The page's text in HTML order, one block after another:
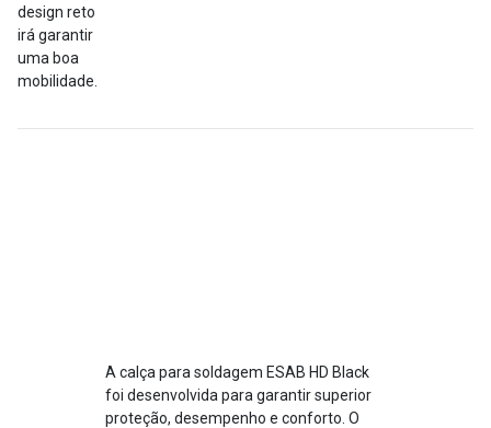
design reto
irá garantir
uma boa
mobilidade.
A calça para soldagem ESAB HD Black
foi desenvolvida para garantir superior
proteção, desempenho e conforto. O